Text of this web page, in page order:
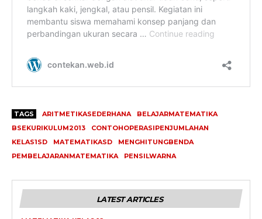
TAGS ARITMETIKASEDERHANA
BELAJARMATEMATIKA
BSEKURIKULUM2013
CONTOHOPERASIPENJUMLAHAN
KELAS1SD
MATEMATIKASD
MENGHITUNGBENDA
PEMBELAJARANMATEMATIKA
PENSILWARNA
LATEST ARTICLES